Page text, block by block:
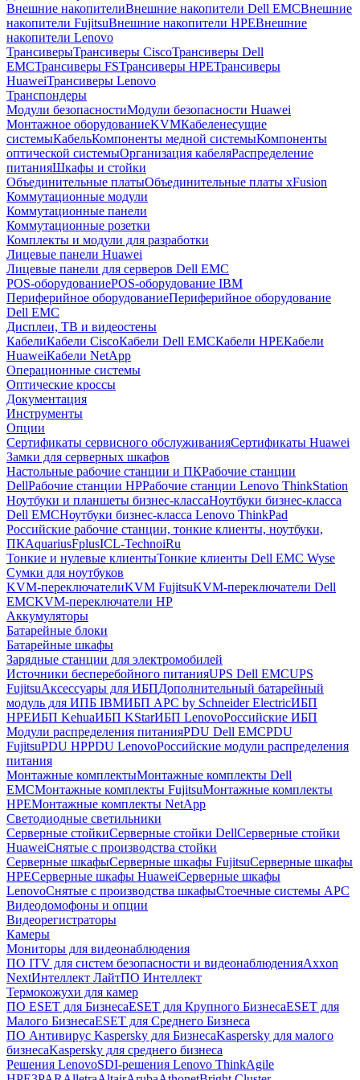
Внешние накопителиВнешние накопители Dell EMCВнешние
накопители FujitsuВнешние накопители HPEВнешние
накопители Lenovo
ТрансиверыТрансиверы CiscoТрансиверы Dell
EMCТрансиверы FSТрансиверы HPEТрансиверы
HuaweiТрансиверы Lenovo
Транспондеры
Модули безопасностиМодули безопасности Huawei
Монтажное оборудованиеKVMКабеленесущие
системыКабельКомпоненты медной системыКомпоненты
оптической системыОрганизация кабеляРаспределение
питанияШкафы и стойки
Объединительные платыОбъединительные платы xFusion
Коммутационные модули
Коммутационные панели
Коммутационные розетки
Комплекты и модули для разработки
Лицевые панели Huawei
Лицевые панели для серверов Dell EMC
POS-оборудованиеPOS-оборудование IBM
Периферийное оборудованиеПериферийное оборудование
Dell EMC
Дисплеи, ТВ и видеостены
КабелиКабели CiscoКабели Dell EMCКабели HPEКабели
HuaweiКабели NetApp
Операционные системы
Оптические кроссы
Документация
Инструменты
Опции
Сертификаты сервисного обслуживанияСертификаты Huawei
Замки для серверных шкафов
Настольные рабочие станции и ПКРабочие станции
DellРабочие станции HPРабочие станции Lenovo ThinkStation
Ноутбуки и планшеты бизнес-классаНоутбуки бизнес-класса
Dell EMCНоутбуки бизнес-класса Lenovo ThinkPad
Российские рабочие станции, тонкие клиенты, ноутбуки,
ПКAquariusFplusICL-TechnoiRu
Тонкие и нулевые клиентыТонкие клиенты Dell EMC Wyse
Сумки для ноутбуков
KVM-переключателиKVM FujitsuKVM-переключатели Dell
EMCKVM-переключатели HP
Аккумуляторы
Батарейные блоки
Батарейные шкафы
Зарядные станции для электромобилей
Источники бесперебойного питанияUPS Dell EMCUPS
FujitsuАксессуары для ИБПДополнительный батарейный
модуль для ИПБ IBMИБП APC by Schneider ElectricИБП
HPEИБП KehuaИБП KStarИБП LenovoРоссийские ИБП
Модули распределения питанияPDU Dell EMCPDU
FujitsuPDU HPPDU LenovoРоссийские модули распределения
питания
Монтажные комплектыМонтажные комплекты Dell
EMCМонтажные комплекты FujitsuМонтажные комплекты
HPEМонтажные комплекты NetApp
Светодиодные светильники
Серверные стойкиСерверные стойки DellСерверные стойки
HuaweiСнятые с производства стойки
Серверные шкафыСерверные шкафы FujitsuСерверные шкафы
HPEСерверные шкафы HuaweiСерверные шкафы
LenovoСнятые с производства шкафыСтоечные системы APC
Видеодомофоны и опции
Видеорегистраторы
Камеры
Мониторы для видеонаблюдения
ПО ITV для систем безопасности и видеонаблюденияAxxon
NextИнтеллект ЛайтПО Интеллект
Термокожухи для камер
ПО ESET для БизнесаESET для Крупного БизнесаESET для
Малого БизнесаESET для Среднего Бизнеса
ПО Антивирус Kaspersky для БизнесаKaspersky для малого
бизнесаKaspersky для среднего бизнеса
Решения LenovoSDI-решения Lenovo ThinkAgile